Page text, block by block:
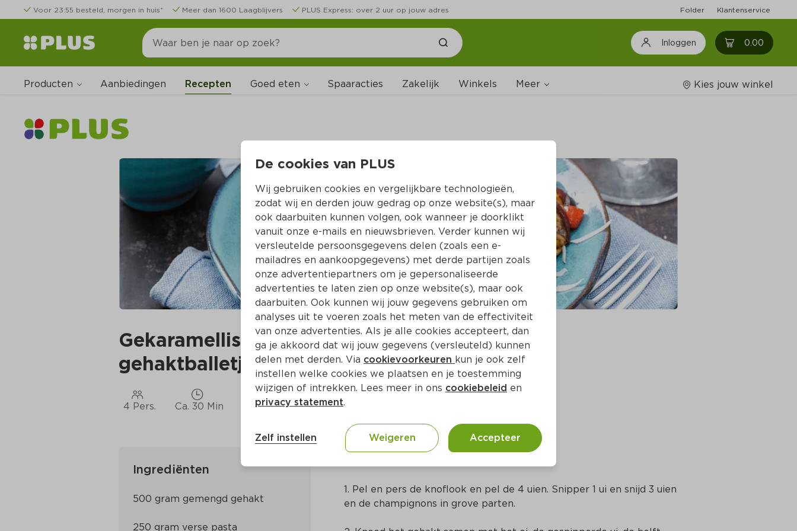
Voor 23:55 besteld, morgen in huis* Meer dan 1600 Laagblijvers PLUS Express: over 2 uur op jouw adres Folder Klantenservice
Inloggen 0.00 0
Producten Aanbiedingen Recepten Goed eten Spaaracties Zakelijk Winkels Meer
Wijnshop
Boodschappenlijstjes
Kies jouw winkel
Gekaramelliseerde balsamico pasta met tijm
gehaktballetjes
4 Pers. Ca. 30 Min
Ingrediënten
500 gram gemengd gehakt
250 gram verse pasta
Bereidingswijze
1. Pel en pers de knoflook en pel de 4 uien. Snipper 1 ui en snijd 3 uien
en de champignons in grove parten.
De cookies van PLUS
Wij gebruiken cookies en vergelijkbare technologieën,
zodat wij en derden jouw gedrag op onze website(s), maar
ook daarbuiten kunnen volgen, ook wanneer je doorklikt
vanuit onze e-mails en nieuwsbrieven. Verder kunnen wij
versleutelde persoonsgegevens delen (zoals een e-
mailadres en aankoopgegevens) met derde partijen zoals
onze advertentiepartners om je gepersonaliseerde
advertenties te laten zien op onze website(s), maar ook
daarbuiten. Ook kunnen wij jouw gegevens gebruiken om
analyses uit te voeren zoals het meten van de effectiviteit
van onze advertenties. Als je alle cookies accepteert, dan
ga je akkoord dat wij jouw gegevens (versleuteld) kunnen
delen met derden. Via cookievoorkeuren kun je ook zelf
instellen welke cookies we plaatsen en je toestemming
wijzigen of intrekken. Lees meer in ons cookiebeleid en
privacy statement.
Zelf instellen Weigeren Accepteer